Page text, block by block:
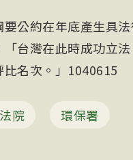
公約在年底產生具
台灣在此時成功立
名次。」1040615
院 環保署